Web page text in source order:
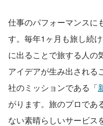
仕事のパフォーマンスに
す。毎年1ヶ月も旅し続
に出ることで旅する人の
アイデアが生み出される
社のミッションである「
がります。旅のプロであ
ない素晴らしいサービス